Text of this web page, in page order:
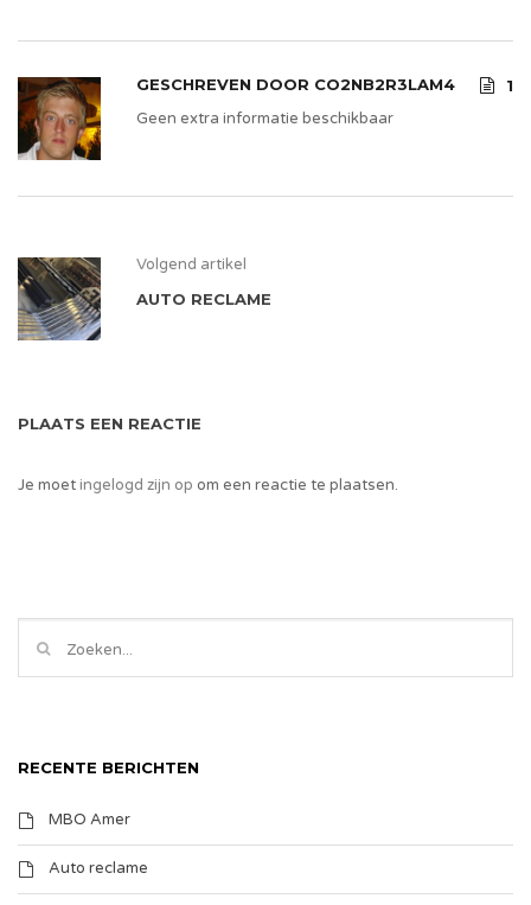
GESCHREVEN DOOR CO2NB2R3LAM4
1
Geen extra informatie beschikbaar
Volgend artikel
AUTO RECLAME
PLAATS EEN REACTIE
Je moetingelogd zijn op om een reactie te plaatsen.
RECENTE BERICHTEN
MBO Amer
Auto reclame